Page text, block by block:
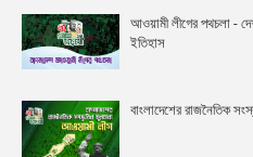
আওয়ামী লীগের পথচলা -
ইতিহাস
বাংলাদেশের রাজনৈতিক